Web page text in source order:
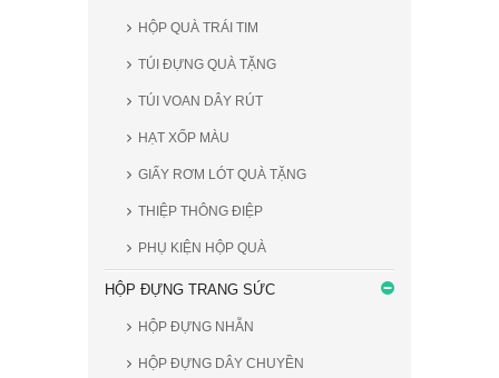
HỘP QUÀ TRÁI TIM
TÚI ĐỰNG QUÀ TẶNG
TÚI VOAN DÂY RÚT
HẠT XỐP MÀU
GIẤY RƠM LÓT QUÀ TẶNG
THIỆP THÔNG ĐIỆP
PHỤ KIỆN HỘP QUÀ
HỘP ĐỰNG TRANG SỨC
HỘP ĐỰNG NHẪN
HỘP ĐỰNG DÂY CHUYỀN